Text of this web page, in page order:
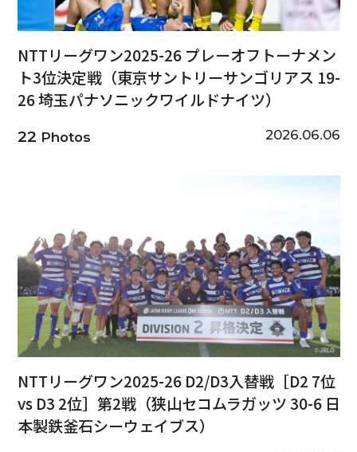
NTTリーグワン2025-26 プレーオフトーナメン
ト3位決定戦（東京サントリーサンゴリアス 19-
26 埼玉パナソニックワイルドナイツ）
22 Photos 2026.06.06
NTTリーグワン2025-26 D2/D3入替戦［D2 7位
vs D3 2位］第2戦（狭山セコムラガッツ 30-6 日
本製鉄釜石シーウェイブス）